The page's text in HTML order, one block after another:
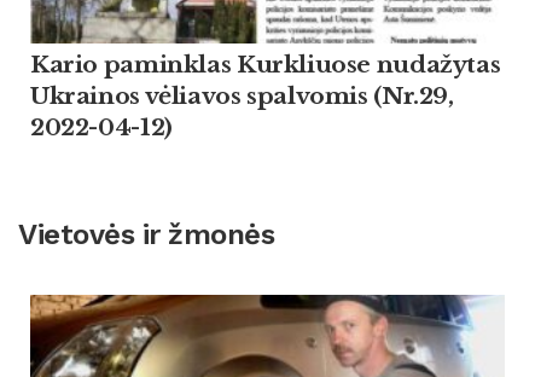
Kario paminklas Kurkliuose nudažytas
Ukrainos vėliavos spalvomis (Nr.29,
2022-04-12)
Vietovės ir žmonės